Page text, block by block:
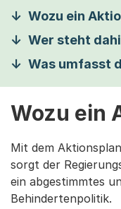
Wozu ein
Wer steht
Was umfasst
Wozu ein
Mit dem
sorgt der
ein abgestimmtes
Behindertenpolitik.